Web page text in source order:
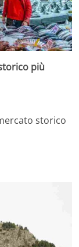
più
storico